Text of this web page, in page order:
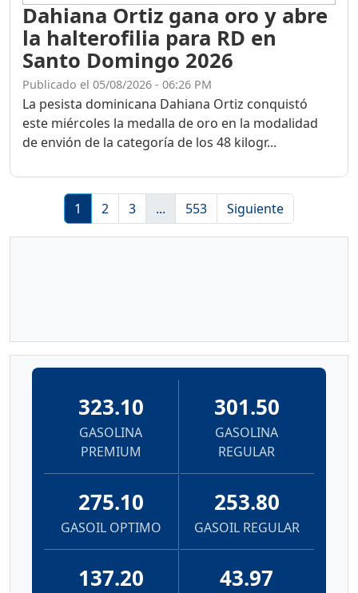
Dahiana Ortiz gana oro y abre
la halterofilia para RD en
Santo Domingo 2026
Publicado el 05/08/2026 - 06:26 PM
La pesista dominicana Dahiana Ortiz conquistó
este miércoles la medalla de oro en la modalidad
de envión de la categoría de los 48 kilogr...
1 2 3 ... 553 Siguiente
323.10
GASOLINA
PREMIUM
301.50
GASOLINA
REGULAR
275.10
GASOIL OPTIMO
253.80
GASOIL REGULAR
137.20 43.97